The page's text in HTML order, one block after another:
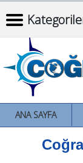
ANA SAYFA
İNCELEMELER